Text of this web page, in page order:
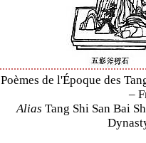
Poèmes de l'Époque des
–
Alias Tang Shi San Bai